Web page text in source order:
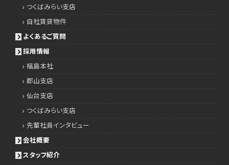
つくばみらい支店
自社賃貸物件
よくあるご質問
採用情報
福島本社
郡山支店
仙台支店
つくばみらい支店
先輩社員インタビュー
会社概要
スタッフ紹介